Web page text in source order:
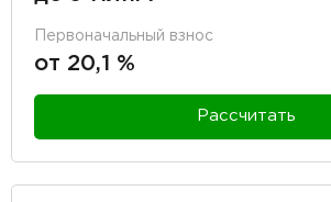
Первоначальный взнос
от 20,1 %
Рассчитать